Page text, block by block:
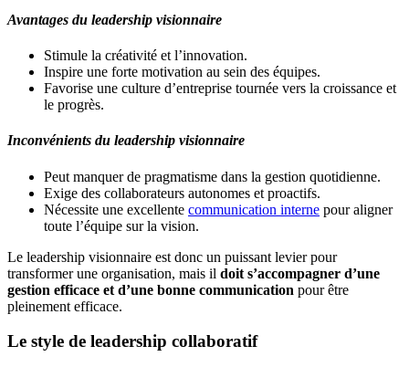
Avantages du leadership visionnaire
Stimule la créativité et l’innovation.
Inspire une forte motivation au sein des équipes.
Favorise une culture d’entreprise tournée vers la croissance et
le progrès.
Inconvénients du leadership visionnaire
Peut manquer de pragmatisme dans la gestion quotidienne.
Exige des collaborateurs autonomes et proactifs.
Nécessite une excellente communication interne pour aligner
toute l’équipe sur la vision.
Le leadership visionnaire est donc un puissant levier pour
transformer une organisation, mais il doit s’accompagner d’une
gestion efficace et d’une bonne communication pour être
pleinement efficace.
Le style de leadership collaboratif